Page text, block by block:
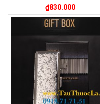
₫830.000